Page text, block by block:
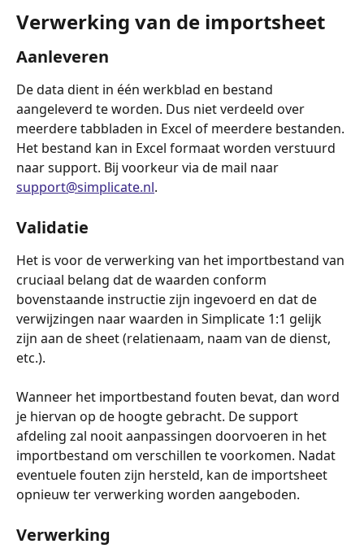
Verwerking van de importsheet
Aanleveren
De data dient in één werkblad en bestand
aangeleverd te worden. Dus niet verdeeld over
meerdere tabbladen in Excel of meerdere bestanden.
Het bestand kan in Excel formaat worden verstuurd
naar support. Bij voorkeur via de mail naar
support@simplicate.nl.
Validatie
Het is voor de verwerking van het importbestand van
cruciaal belang dat de waarden conform
bovenstaande instructie zijn ingevoerd en dat de
verwijzingen naar waarden in Simplicate 1:1 gelijk
zijn aan de sheet (relatienaam, naam van de dienst,
etc.).
Wanneer het importbestand fouten bevat, dan word
je hiervan op de hoogte gebracht. De support
afdeling zal nooit aanpassingen doorvoeren in het
importbestand om verschillen te voorkomen. Nadat
eventuele fouten zijn hersteld, kan de importsheet
opnieuw ter verwerking worden aangeboden.
Verwerking